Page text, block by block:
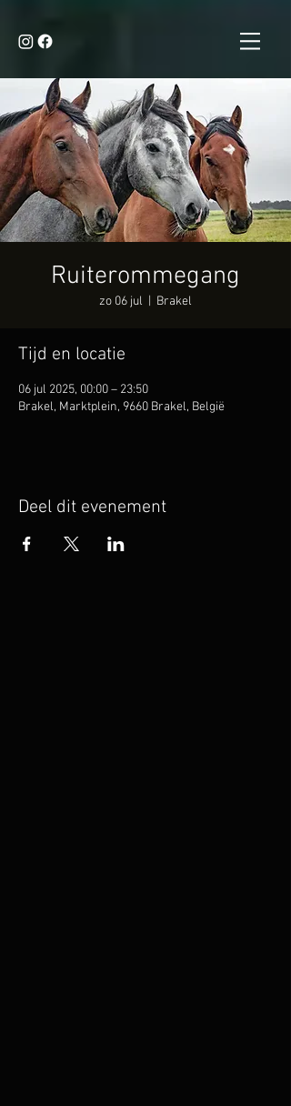
Ruiterommegang
zo 06 jul Brakel
Tijd en locatie
06 jul 2025, 00:00 – 23:50
Brakel, Marktplein, 9660 Brakel, België
Deel dit evenement